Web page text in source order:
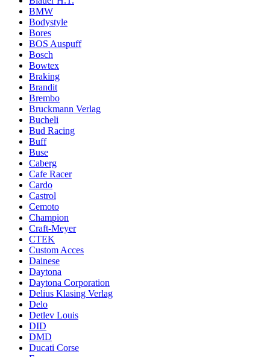
BMW
Bodystyle
Bores
BOS Auspuff
Bosch
Bowtex
Braking
Brandit
Brembo
Bruckmann Verlag
Bucheli
Bud Racing
Buff
Buse
Caberg
Cafe Racer
Cardo
Castrol
Cemoto
Champion
Craft-Meyer
CTEK
Custom Acces
Dainese
Daytona
Daytona Corporation
Delius Klasing Verlag
Delo
Detlev Louis
DID
DMD
Ducati Corse